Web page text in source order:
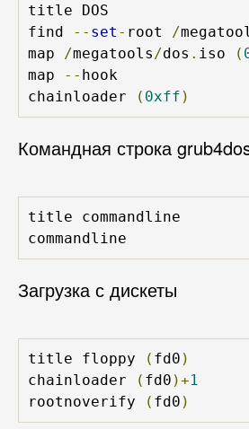
title DOS
find
-- set - root /
map
/megatools /dos . iso (
map
-- hook
chainloader
( 0xff )
Командная строка
title commandline
commandline
Загрузка с дискеты
title floppy ( fd0 )
chainloader
( fd0 )+1
rootnoverify
( fd0 )